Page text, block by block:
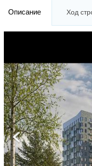
Описание Ход